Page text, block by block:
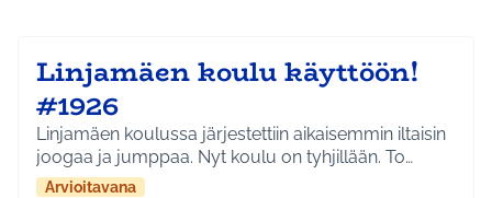
Linjamäen koulu käyttöön!
#1926
Linjamäen koulussa järjestettiin aikaisemmin iltaisin
joogaa ja jumppaa. Nyt koulu on tyhjillään. To…
Arvioitavana